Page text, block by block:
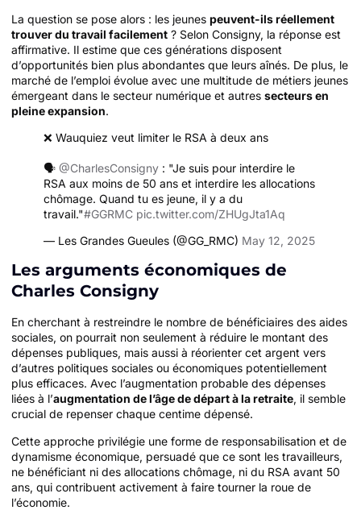
La question se pose alors : les jeunes peuvent-ils réellement
trouver du travail facilement ? Selon Consigny, la réponse est
affirmative. Il estime que ces générations disposent
d’opportunités bien plus abondantes que leurs aînés. De plus, le
marché de l’emploi évolue avec une multitude de métiers jeunes
émergeant dans le secteur numérique et autres secteurs en
pleine expansion.
❌ Wauquiez veut limiter le RSA à deux ans
🗣️ @CharlesConsigny : "Je suis pour interdire le
RSA aux moins de 50 ans et interdire les allocations
chômage. Quand tu es jeune, il y a du
travail."#GGRMC pic.twitter.com/ZHUgJta1Aq
— Les Grandes Gueules (@GG_RMC) May 12, 2025
Les arguments économiques de
Charles Consigny
En cherchant à restreindre le nombre de bénéficiaires des aides
sociales, on pourrait non seulement à réduire le montant des
dépenses publiques, mais aussi à réorienter cet argent vers
d’autres politiques sociales ou économiques potentiellement
plus efficaces. Avec l’augmentation probable des dépenses
liées à l’augmentation de l’âge de départ à la retraite, il semble
crucial de repenser chaque centime dépensé.
Cette approche privilégie une forme de responsabilisation et de
dynamisme économique, persuadé que ce sont les travailleurs,
ne bénéficiant ni des allocations chômage, ni du RSA avant 50
ans, qui contribuent activement à faire tourner la roue de
l’économie.